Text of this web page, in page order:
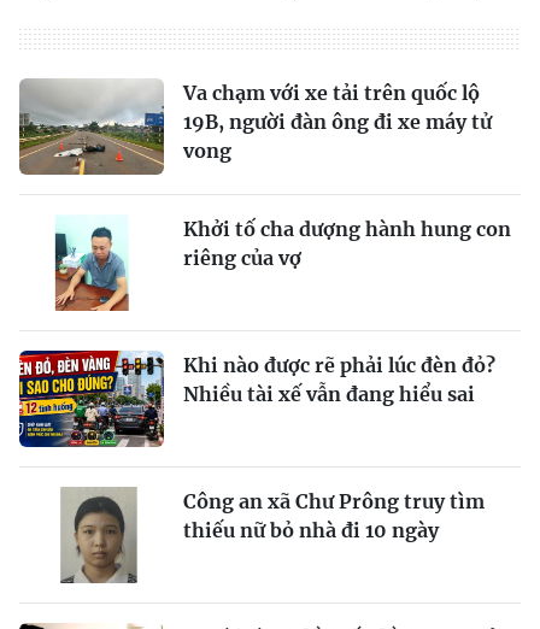
Va chạm với xe tải trên quốc lộ
19B, người đàn ông đi xe máy tử
vong
Khởi tố cha dượng hành hung con
riêng của vợ
Khi nào được rẽ phải lúc đèn đỏ?
Nhiều tài xế vẫn đang hiểu sai
Công an xã Chư Prông truy tìm
thiếu nữ bỏ nhà đi 10 ngày